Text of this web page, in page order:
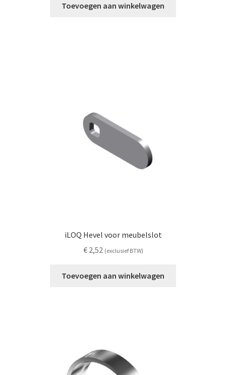
Toevoegen aan winkelwagen
iLOQ Hevel voor meubelslot
€2,52 (exclusief BTW)
Toevoegen aan winkelwagen